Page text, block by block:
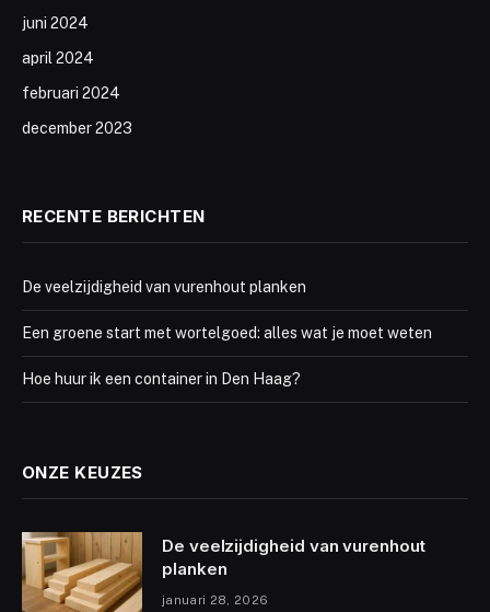
juni 2024
april 2024
februari 2024
december 2023
RECENTE BERICHTEN
De veelzijdigheid van vurenhout planken
Een groene start met wortelgoed: alles wat je moet weten
Hoe huur ik een container in Den Haag?
ONZE KEUZES
De veelzijdigheid van vurenhout
planken
januari 28, 2026